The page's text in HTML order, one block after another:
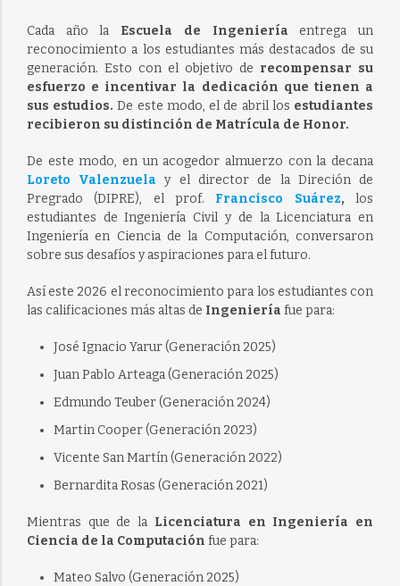
Cada año la Escuela de Ingeniería entrega un
reconocimiento a los estudiantes más destacados de su
generación. Esto con el objetivo de recompensar su
esfuerzo e incentivar la dedicación que tienen a
sus estudios. De este modo, el de abril los estudiantes
recibieron su distinción de Matrícula de Honor.
De este modo, en un acogedor almuerzo con la decana
Loreto Valenzuela y el director de la Direción de
Pregrado (DIPRE), el prof.
Francisco Suárez, los
estudiantes de Ingeniería Civil y de la Licenciatura en
Ingeniería en Ciencia de la Computación, conversaron
sobre sus desafíos y aspiraciones para el futuro.
Así este 2026 el reconocimiento para los estudiantes con
las calificaciones más altas de Ingeniería fue para:
José Ignacio Yarur (Generación 2025)
Juan Pablo Arteaga (Generación 2025)
Edmundo Teuber (Generación 2024)
Martin Cooper (Generación 2023)
Vicente San Martín (Generación 2022)
Bernardita Rosas (Generación 2021)
Mientras que de la Licenciatura en Ingeniería en
Ciencia de la Computación fue para:
Mateo Salvo (Generación 2025)